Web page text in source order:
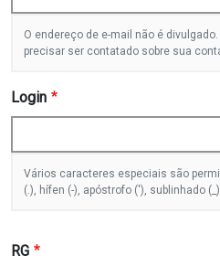
O endereço de e-mail não é
precisar ser contatado sobre sua
Login
Vários caracteres especiais são
(.), hífen (-), apóstrofo ('), sublinhado
RG